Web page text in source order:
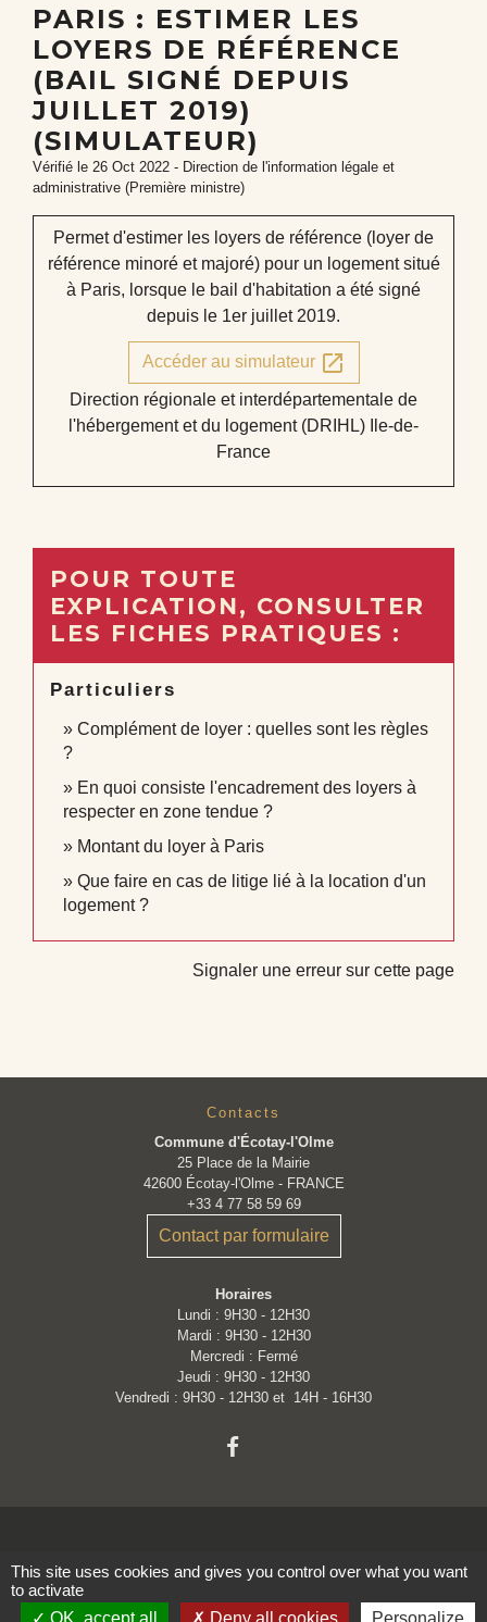
PARIS : ESTIMER LES
LOYERS DE RÉFÉRENCE
(BAIL SIGNÉ DEPUIS
JUILLET 2019)
(SIMULATEUR)
Vérifié le 26 Oct 2022 - Direction de l'information légale et
administrative (Première ministre)
Permet d'estimer les loyers de référence (loyer de
référence minoré et majoré) pour un logement situé
à Paris, lorsque le bail d'habitation a été signé
depuis le 1er juillet 2019.
Accéder au simulateur open_in_new
Direction régionale et interdépartementale de
l'hébergement et du logement (DRIHL) Ile-de-
France
POUR TOUTE
EXPLICATION, CONSULTER
LES FICHES PRATIQUES :
Particuliers
Complément de loyer : quelles sont les règles
?
En quoi consiste l'encadrement des loyers à
respecter en zone tendue ?
Montant du loyer à Paris
Que faire en cas de litige lié à la location d'un
logement ?
Signaler une erreur sur cette page
Contacts
Commune d'Écotay-l'Olme
25 Place de la Mairie
42600 Écotay-l'Olme - FRANCE
+33 4 77 58 59 69
Contact par formulaire
Horaires
Lundi : 9H30 - 12H30
Mardi : 9H30 - 12H30
Mercredi : Fermé
Jeudi : 9H30 - 12H30
Vendredi : 9H30 - 12H30 et 14H - 16H30
Liens
This site uses cookies and gives you control over what you want
to activate
OK, accept all
Deny all cookies Personalize